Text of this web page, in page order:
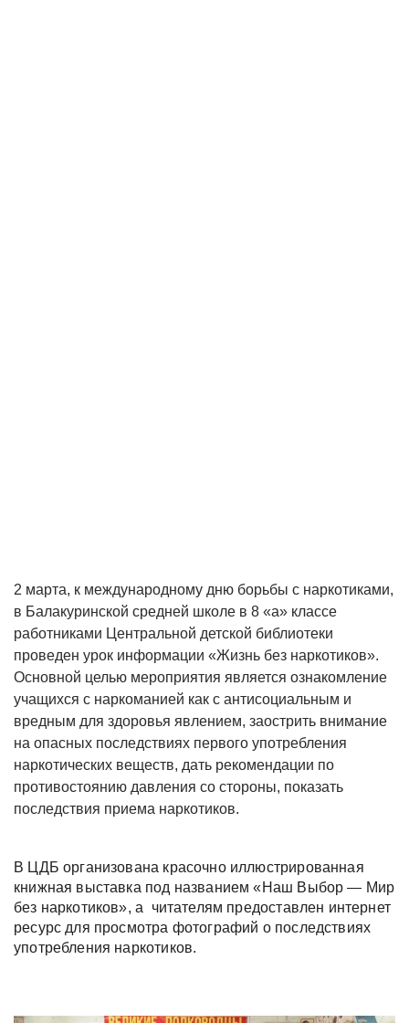
2 марта, к международному дню борьбы с наркотиками,
в Балакуринской средней школе в 8 «а» классе
работниками Центральной детской библиотеки
проведен урок информации «Жизнь без наркотиков».
Основной целью мероприятия является ознакомление
учащихся с наркоманией как с антисоциальным и
вредным для здоровья явлением, заострить внимание
на опасных последствиях первого употребления
наркотических веществ, дать рекомендации по
противостоянию давления со стороны, показать
последствия приема наркотиков.
В ЦДБ организована красочно иллюстрированная
книжная выставка под названием «Наш Выбор — Мир
без наркотиков», а читателям предоставлен интернет
ресурс для просмотра фотографий о последствиях
употребления наркотиков.